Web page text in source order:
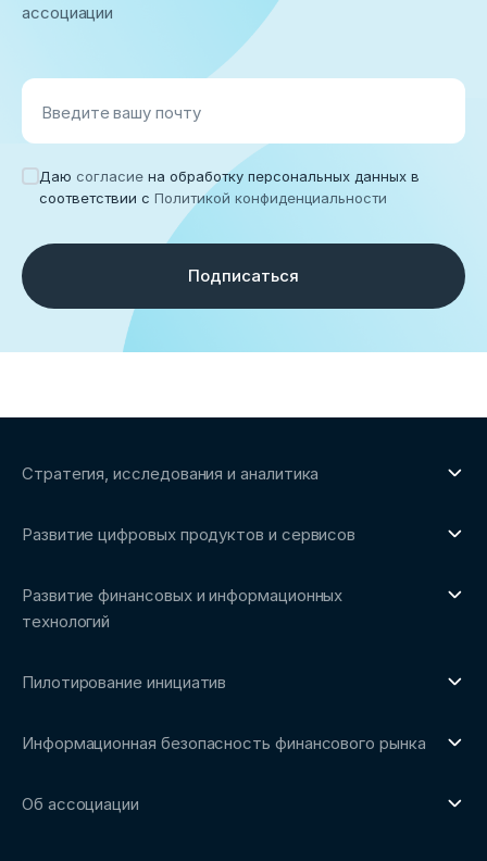
ассоциации
Введите вашу почту
Даю согласие на обработку персональных данных в
соответствии с Политикой конфиденциальности
Подписаться
Стратегия, исследования и аналитика
Обзоры рынка и аналитические исследования
Трендвотчинг и информационный сервис
Развитие цифровых продуктов и сервисов
Развитие финансовых и информационных
технологий
Репозиторий Ассоциации
Рабочие группы
Пилотирование инициатив
Площадка пилотного тестирования
Информационная безопасность финансового рынка
Направления работы
Об ассоциации